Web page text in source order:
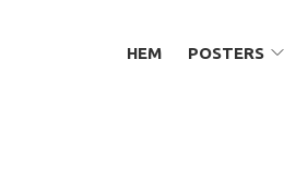
HEM POSTERS